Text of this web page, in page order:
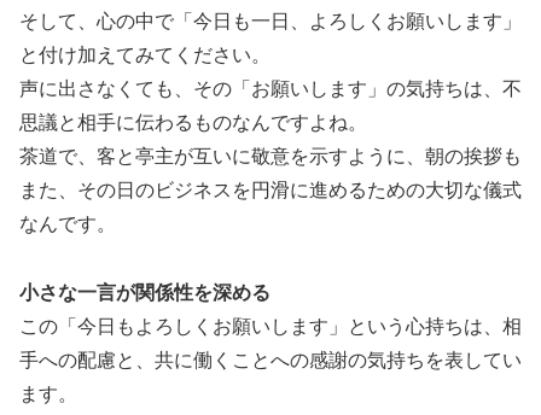
そして、心の中で「今日も一日、よろしくお願いします」
と付け加えてみてください。
声に出さなくても、その「お願いします」の気持ちは、不
思議と相手に伝わるものなんですよね。
茶道で、客と亭主が互いに敬意を示すように、朝の挨拶も
また、その日のビジネスを円滑に進めるための大切な儀式
なんです。
小さな一言が関係性を深める
この「今日もよろしくお願いします」という心持ちは、相
手への配慮と、共に働くことへの感謝の気持ちを表してい
ます。